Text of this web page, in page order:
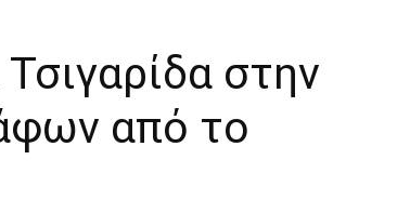
στην
από το